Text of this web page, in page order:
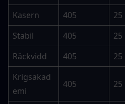
Kasern
405 25
Stabil
405 25
Räckvidd
405 25
Krigsakad
emi
405 25